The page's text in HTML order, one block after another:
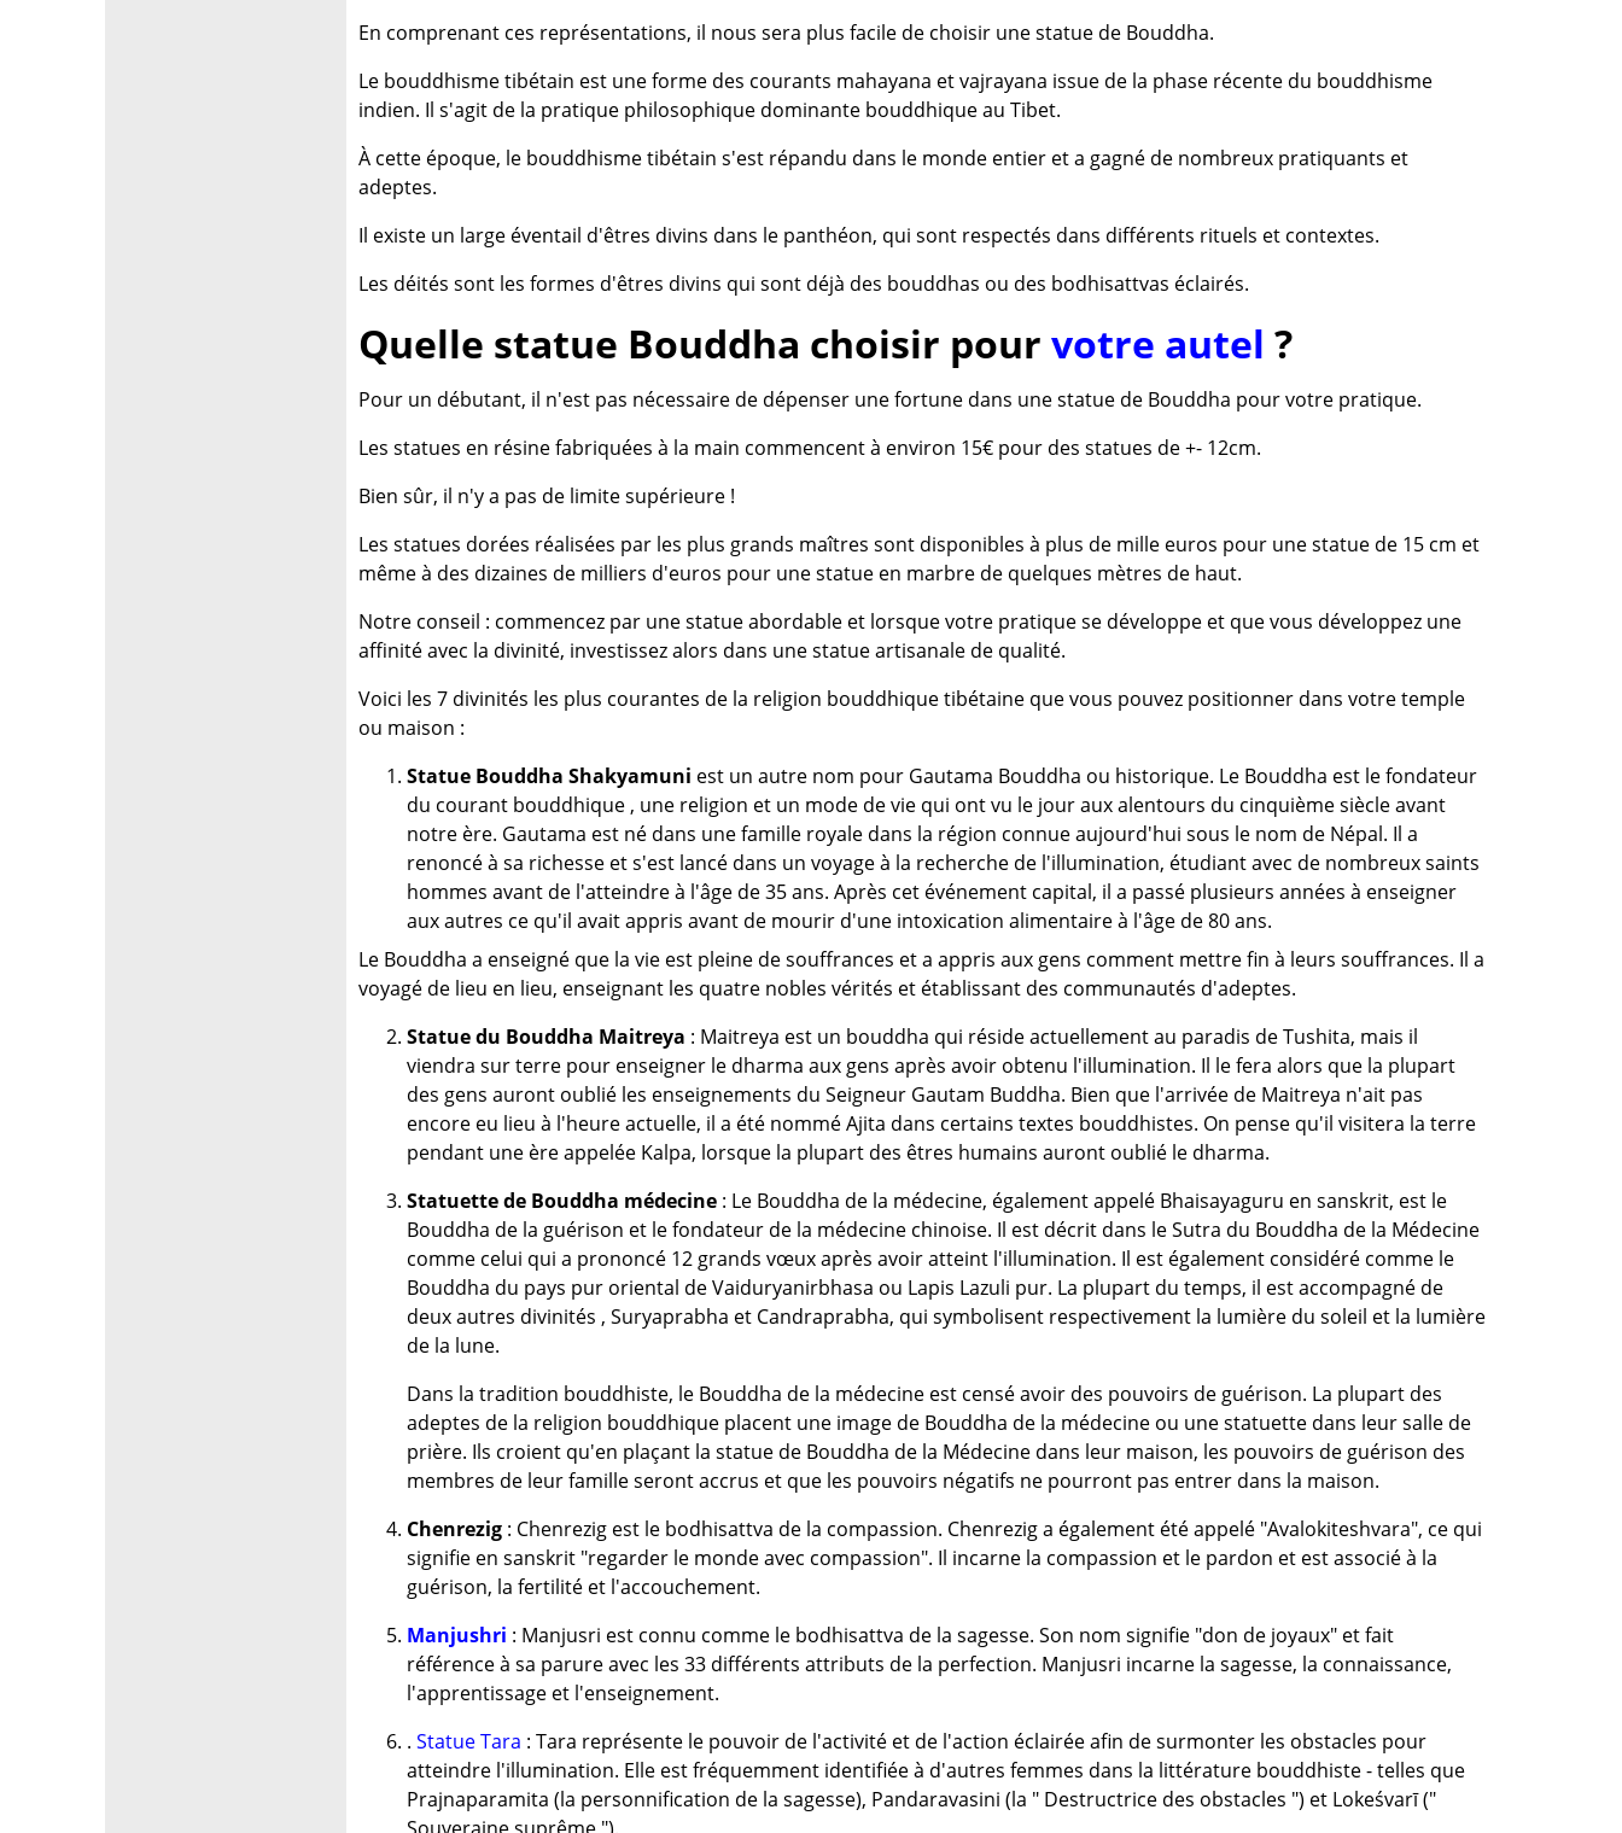
En comprenant ces représentations, il nous sera plus facile de choisir une statue de Bouddha.
Le bouddhisme tibétain est une forme des courants mahayana et vajrayana issue de la phase récente du bouddhisme
indien. Il s'agit de la pratique philosophique dominante bouddhique au Tibet.
À cette époque, le bouddhisme tibétain s'est répandu dans le monde entier et a gagné de nombreux pratiquants et
adeptes.
Il existe un large éventail d'êtres divins dans le panthéon, qui sont respectés dans différents rituels et contextes.
Les déités sont les formes d'êtres divins qui sont déjà des bouddhas ou des bodhisattvas éclairés.
Quelle statue Bouddha choisir pour votre autel ?
Pour un débutant, il n'est pas nécessaire de dépenser une fortune dans une statue de Bouddha pour votre pratique.
Les statues en résine fabriquées à la main commencent à environ 15€ pour des statues de +- 12cm.
Bien sûr, il n'y a pas de limite supérieure !
Les statues dorées réalisées par les plus grands maîtres sont disponibles à plus de mille euros pour une statue de 15 cm et
même à des dizaines de milliers d'euros pour une statue en marbre de quelques mètres de haut.
Notre conseil : commencez par une statue abordable et lorsque votre pratique se développe et que vous développez une
affinité avec la divinité, investissez alors dans une statue artisanale de qualité.
Voici les 7 divinités les plus courantes de la religion bouddhique tibétaine que vous pouvez positionner dans votre temple
ou maison :
Statue Bouddha Shakyamuni est un autre nom pour Gautama Bouddha ou historique. Le Bouddha est le fondateur
du courant bouddhique , une religion et un mode de vie qui ont vu le jour aux alentours du cinquième siècle avant
notre ère. Gautama est né dans une famille royale dans la région connue aujourd'hui sous le nom de Népal. Il a
renoncé à sa richesse et s'est lancé dans un voyage à la recherche de l'illumination, étudiant avec de nombreux saints
hommes avant de l'atteindre à l'âge de 35 ans. Après cet événement capital, il a passé plusieurs années à enseigner
aux autres ce qu'il avait appris avant de mourir d'une intoxication alimentaire à l'âge de 80 ans.
Le Bouddha a enseigné que la vie est pleine de souffrances et a appris aux gens comment mettre fin à leurs souffrances. Il a
voyagé de lieu en lieu, enseignant les quatre nobles vérités et établissant des communautés d'adeptes.
Statue du Bouddha Maitreya : Maitreya est un bouddha qui réside actuellement au paradis de Tushita, mais il
viendra sur terre pour enseigner le dharma aux gens après avoir obtenu l'illumination. Il le fera alors que la plupart
des gens auront oublié les enseignements du Seigneur Gautam Buddha. Bien que l'arrivée de Maitreya n'ait pas
encore eu lieu à l'heure actuelle, il a été nommé Ajita dans certains textes bouddhistes. On pense qu'il visitera la terre
pendant une ère appelée Kalpa, lorsque la plupart des êtres humains auront oublié le dharma.
Statuette de Bouddha médecine : Le Bouddha de la médecine, également appelé Bhaisayaguru en sanskrit, est le
Bouddha de la guérison et le fondateur de la médecine chinoise. Il est décrit dans le Sutra du Bouddha de la Médecine
comme celui qui a prononcé 12 grands vœux après avoir atteint l'illumination. Il est également considéré comme le
Bouddha du pays pur oriental de Vaiduryanirbhasa ou Lapis Lazuli pur. La plupart du temps, il est accompagné de
deux autres divinités , Suryaprabha et Candraprabha, qui symbolisent respectivement la lumière du soleil et la lumière
de la lune.
Dans la tradition bouddhiste, le Bouddha de la médecine est censé avoir des pouvoirs de guérison. La plupart des
adeptes de la religion bouddhique placent une image de Bouddha de la médecine ou une statuette dans leur salle de
prière. Ils croient qu'en plaçant la statue de Bouddha de la Médecine dans leur maison, les pouvoirs de guérison des
membres de leur famille seront accrus et que les pouvoirs négatifs ne pourront pas entrer dans la maison.
Chenrezig : Chenrezig est le bodhisattva de la compassion. Chenrezig a également été appelé "Avalokiteshvara", ce qui
signifie en sanskrit "regarder le monde avec compassion". Il incarne la compassion et le pardon et est associé à la
guérison, la fertilité et l'accouchement.
Manjushri : Manjusri est connu comme le bodhisattva de la sagesse. Son nom signifie "don de joyaux" et fait
référence à sa parure avec les 33 différents attributs de la perfection. Manjusri incarne la sagesse, la connaissance,
l'apprentissage et l'enseignement.
. Statue Tara : Tara représente le pouvoir de l'activité et de l'action éclairée afin de surmonter les obstacles pour
atteindre l'illumination. Elle est fréquemment identifiée à d'autres femmes dans la littérature bouddhiste - telles que
Prajnaparamita (la personnification de la sagesse), Pandaravasini (la " Destructrice des obstacles ") et Lokeśvarī ("